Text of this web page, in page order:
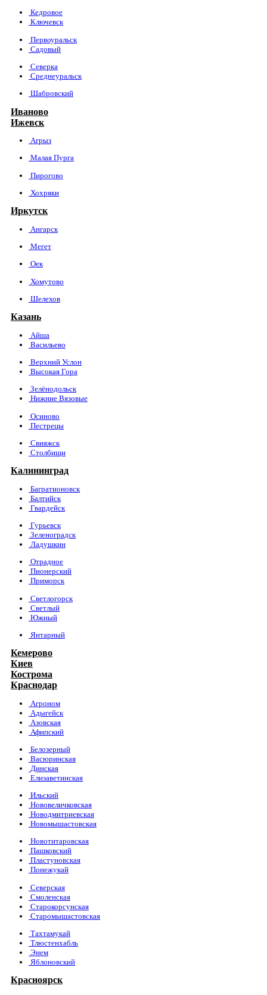
Кедровое
Ключевск
Первоуральск
Садовый
Северка
Среднеуральск
Шабровский
Иваново
Ижевск
Агрыз
Малая Пурга
Пирогово
Хохряки
Иркутск
Ангарск
Мегет
Оек
Хомутово
Шелехов
Казань
Айша
Васильево
Верхний Услон
Высокая Гора
Зелёнодольск
Нижние Вязовые
Осиново
Пестрецы
Свияжск
Столбищи
Калининград
Багратионовск
Балтийск
Гвардейск
Гурьевск
Зеленоградск
Ладушкин
Отрадное
Пионерский
Приморск
Светлогорск
Светлый
Южный
Янтарный
Кемерово
Киев
Кострома
Краснодар
Агроном
Адыгейск
Азовская
Афипский
Белозерный
Васюринская
Динская
Елизаветинская
Ильский
Нововеличковская
Новодмитриевская
Новомышастовская
Новотитаровская
Пашковский
Пластуновская
Понежукай
Северская
Смоленская
Старокорсунская
Старомышастовская
Тахтамукай
Тлюстенхабль
Энем
Яблоновский
Красноярск